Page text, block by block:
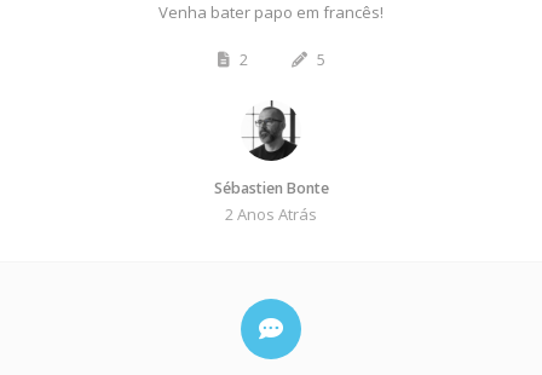
Venha bater papo em francês!
2 5
Sébastien Bonte
2 Anos Atrás